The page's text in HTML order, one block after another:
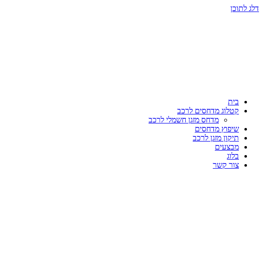
דלג לתוכן
בית
קטלוג מדחסים לרכב
מדחס מזגן חשמלי לרכב
שיפוץ מדחסים
תיקון מזגן לרכב
מבצעים
בלוג
צור קשר